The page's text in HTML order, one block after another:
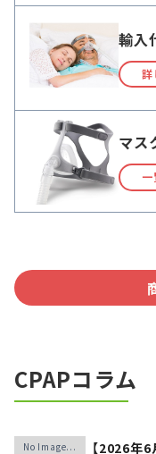
輸入
詳
マス
CPAPコラム
【2026年